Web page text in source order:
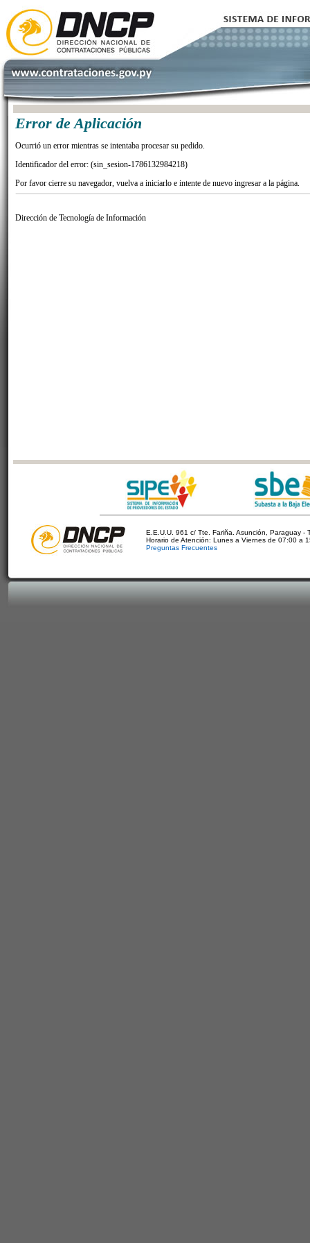
Error de Aplicación
Ocurrió un error mientras se intentaba procesar su pedido.
Identificador del error: (sin_sesion-1786132984218)
Por favor cierre su navegador, vuelva a iniciarlo e intente de nuevo ingresar a la página.
Dirección de Tecnología de Información
E.E.U.U. 961 c/ Tte. Fariña. Asunción, Paraguay -
Horario de Atención: Lunes a Viernes de 07:00 a
Preguntas Frecuentes